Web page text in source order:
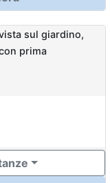
sul giardino,
prima